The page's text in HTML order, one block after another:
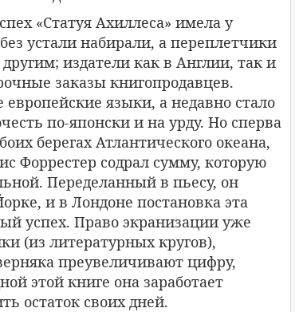
«Статуя Ахиллеса» имела у
устали набирали, а переплетчики
издатели как в Англии, так и
заказы книгопродавцев.
языки, а недавно стало
по-японски и на урду. Но сперва
берегах Атлантического океана,
Форрестер содрал сумму, которую
Переделанный в пьесу, он
и в Лондоне постановка эта
успех. Право экранизации уже
(из литературных кругов),
преувеличивают цифру,
этой книге она заработает
остаток своих дней.